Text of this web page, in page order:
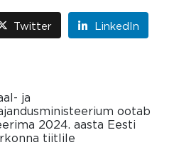
Twitter LinkedIn
ja
ootab
2024. aasta Eesti
tiitlile